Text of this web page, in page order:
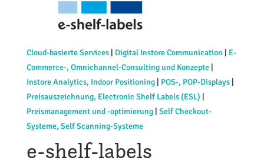
Cloud-basierte Services| Digital Instore Communication
E-
Commerce-, Omnichannel-Consulting und Konzepte|
Instore Analytics, Indoor Positioning| POS-, POP-Displays|
Preisauszeichnung, Electronic Shelf Labels (ESL)
Preismanagement und -optimierung| Self Checkout-
Systeme, Self Scanning-Systeme
e-shelf-labels